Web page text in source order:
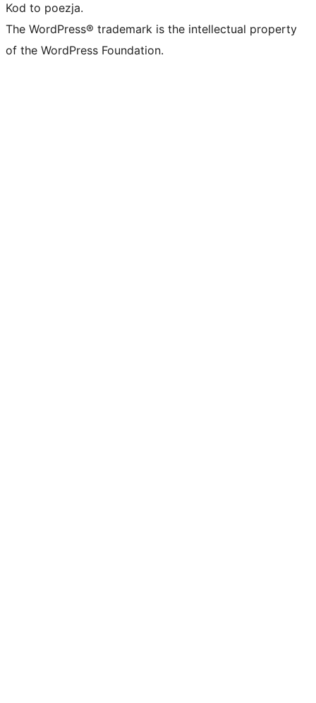
Kod to poezja.
The WordPress® trademark is the intellectual property
of the WordPress Foundation.